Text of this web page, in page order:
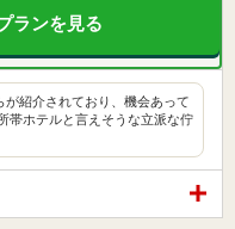
ランを見る
紹介されており、機会あって
帯ホテルと言えそうな立派な佇